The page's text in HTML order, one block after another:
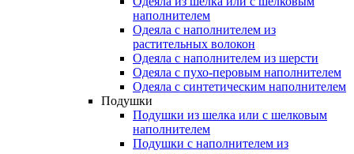
наполнителем
Одеяла с наполнителем из
растительных волокон
Одеяла с наполнителем из шерсти
Одеяла с пухо-перовым наполнителем
Одеяла с синтетическим наполнителем
Подушки
Подушки из шелка или с шелковым
наполнителем
Подушки с наполнителем из